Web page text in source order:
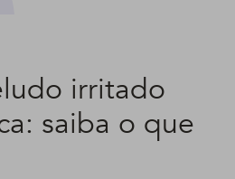
irritado
saiba o que